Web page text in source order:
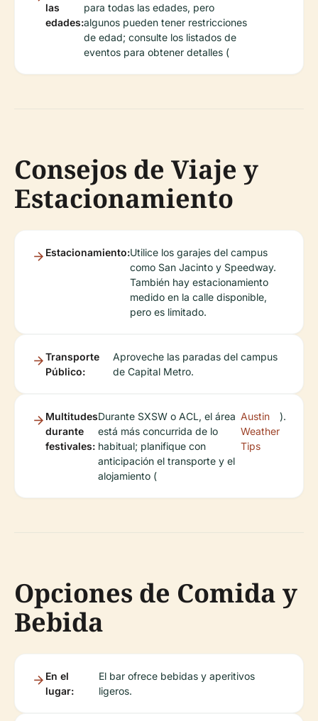
las
edades:
para todas las edades, pero
algunos pueden tener restricciones
de edad; consulte los listados de
eventos para obtener detalles (
Consejos de Viaje y
Estacionamiento
Estacionamiento:Utilice los garajes del campus
como San Jacinto y Speedway.
También hay estacionamiento
medido en la calle disponible,
pero es limitado.
Transporte
Público:
Aproveche las paradas del campus
de Capital Metro.
Multitudes
durante
festivales:
Durante SXSW o ACL, el área
está más concurrida de lo
habitual; planifique con
anticipación el transporte y el
alojamiento (
Austin
Weather
Tips
).
Opciones de Comida y
Bebida
En el
lugar:
El bar ofrece bebidas y aperitivos
ligeros.